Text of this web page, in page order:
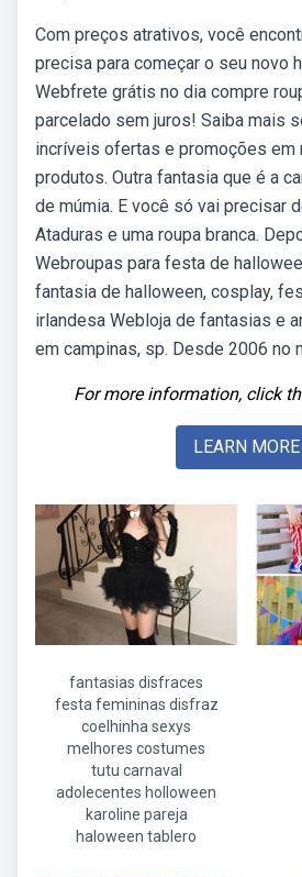
Com preços atrativos, você
precisa para começar o seu novo
Webfrete grátis no dia compre
parcelado sem juros! Saiba mais
incríveis ofertas e promoções em
produtos. Outra fantasia que é a
de múmia. E você só vai precisar
Ataduras e uma roupa branca.
Webroupas para festa de
fantasia de halloween, cosplay,
irlandesa Webloja de fantasias e
em campinas, sp. Desde 2006 no
For more information, click
LEARN MORE
fantasias disfraces
festa femininas disfraz
coelhinha sexys
melhores costumes
tutu carnaval
adolecentes holloween
karoline pareja
haloween tablero